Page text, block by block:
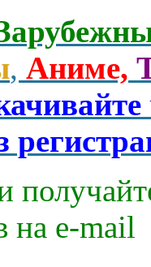
, Аниме,
на e-mаil